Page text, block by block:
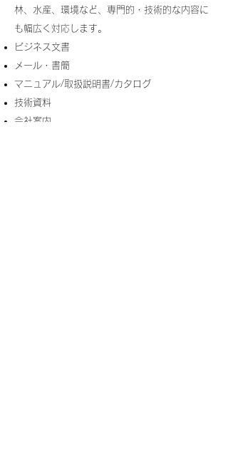
林、水産、環境など、専門的・技術的な内容に
も幅広く対応します。
ビジネス文書
メール・書簡
マニュアル/取扱説明書/カタログ
技術資料
会社案内